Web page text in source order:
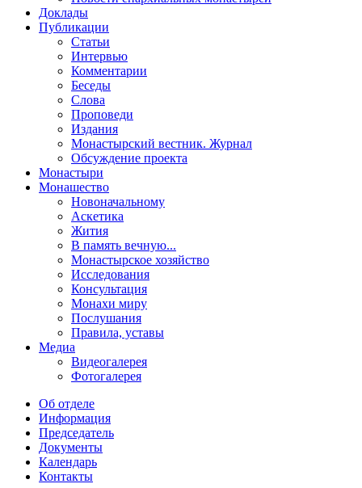
Доклады
Публикации
Статьи
Интервью
Комментарии
Беседы
Слова
Проповеди
Издания
Монастырский вестник. Журнал
Обсуждение проекта
Монастыри
Монашество
Новоначальному
Аскетика
Жития
В память вечную...
Монастырское хозяйство
Исследования
Консультация
Монахи миру
Послушания
Правила, уставы
Медиа
Видеогалерея
Фотогалерея
Об отделе
Информация
Председатель
Документы
Календарь
Контакты